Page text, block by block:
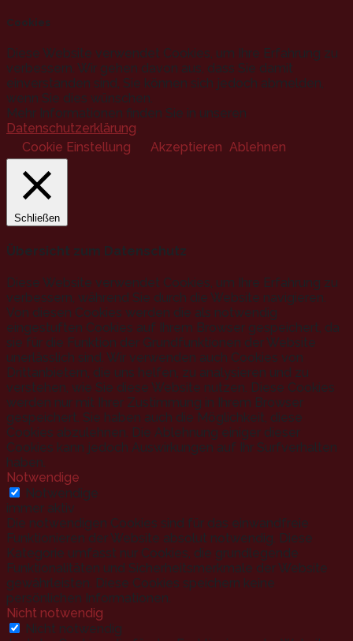
Cookies
Diese Website verwendet Cookies, um Ihre Erfahrung zu
verbessern. Wir gehen davon aus, dass Sie damit
einverstanden sind, Sie können sich jedoch abmelden,
wenn Sie dies wünschen.
Mehr Informationen finden Sie in unseren
Datenschutzerklärung.
Cookie Einstellung
Akzeptieren Ablehnen
Schließen
Übersicht zum Datenschutz
Diese Website verwendet Cookies, um Ihre Erfahrung zu
verbessern, während Sie durch die Website navigieren.
Von diesen Cookies werden die als notwendig
eingestuften Cookies auf Ihrem Browser gespeichert, da
sie für die Funktion der Grundfunktionen der Website
unerlässlich sind. Wir verwenden auch Cookies von
Drittanbietern, die uns helfen, zu analysieren und zu
verstehen, wie Sie diese Website nutzen. Diese Cookies
werden nur mit Ihrer Zustimmung in Ihrem Browser
gespeichert. Sie haben auch die Möglichkeit, diese
Cookies abzulehnen. Die Ablehnung einiger dieser
Cookies kann jedoch Auswirkungen auf Ihr Surfverhalten
haben.
Notwendige
Notwendige
immer aktiv
Die notwendigen Cookies sind für das einwandfreie
Funktionieren der Website absolut notwendig. Diese
Kategorie umfasst nur Cookies, die grundlegende
Funktionalitäten und Sicherheitsmerkmale der Website
gewährleisten. Diese Cookies speichern keine
persönlichen Informationen.
Nicht notwendig
Nicht notwendig